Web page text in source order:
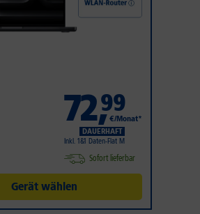
72,99
€/Monat*
DAUERHAFT
Inkl. 1&1 Daten-Flat M
Sofort lieferbar
Gerät wählen